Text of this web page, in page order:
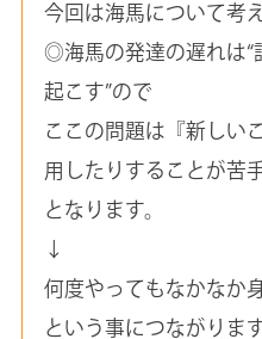
今回は海馬について考
◎海馬の発達の遅れは“
起こす”ので
ここの問題は『新しい
用したりすることが苦手
となります。
↓
何度やってもなかなか
という事につながります